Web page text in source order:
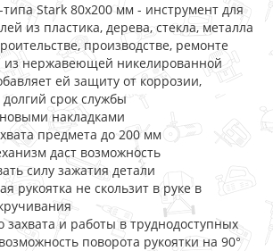
типа Stark 80x200 мм - инструмент для
из пластика, дерева, стекла, металла
производстве, ремонте
из нержавеющей никелированной
ей защиту от коррозии,
срок службы
накладками
предмета до 200 мм
даст возможность
силу зажатия детали
рукоятка не скользит в руке в
захвата и работы в труднодоступных
поворота рукоятки на 90°